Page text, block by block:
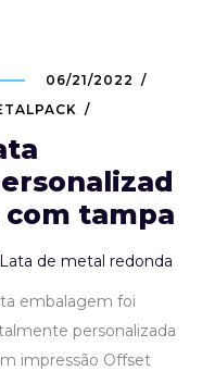
06/21/2022
com tampa
embalagem foi
personalizada
impressão Offset